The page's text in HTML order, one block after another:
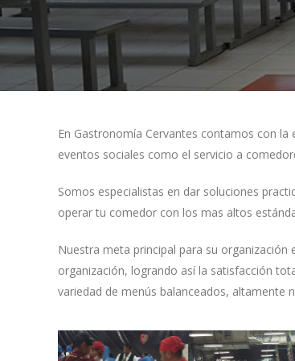
En Gastronomía Cervantes contamos con
eventos sociales como el servicio a
Somos especialistas en dar soluciones
operar tu comedor con los mas altos
Nuestra meta principal para su
organización, logrando así la satisfacción
variedad de menús balanceados, altamente